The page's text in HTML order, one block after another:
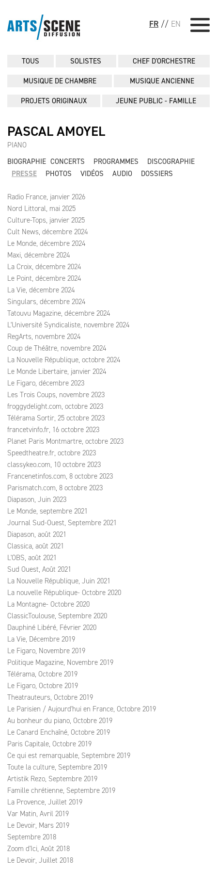
FR // EN
TOUS SOLISTES CHEF D'ORCHESTRE
MUSIQUE DE CHAMBRE MUSIQUE ANCIENNE
PROJETS ORIGINAUX JEUNE PUBLIC - FAMILLE
PASCAL AMOYEL
PIANO
BIOGRAPHIE CONCERTS PROGRAMMES
DISCOGRAPHIE
PRESSE
PHOTOS VIDÉOS AUDIO DOSSIERS
Radio France, janvier 2026
Nord Littoral, mai 2025
Culture-Tops, janvier 2025
Cult News, décembre 2024
Le Monde, décembre 2024
Maxi, décembre 2024
La Croix, décembre 2024
Le Point, décembre 2024
La Vie, décembre 2024
Singulars, décembre 2024
Tatouvu Magazine, décembre 2024
L'Université Syndicaliste, novembre 2024
RegArts, novembre 2024
Coup de Théâtre, novembre 2024
La Nouvelle République, octobre 2024
Le Monde Libertaire, janvier 2024
Le Figaro, décembre 2023
Les Trois Coups, novembre 2023
froggydelight.com, octobre 2023
Télérama Sortir, 25 octobre 2023
francetvinfo.fr, 16 octobre 2023
Planet Paris Montmartre, octobre 2023
Speedtheatre.fr, octobre 2023
classykeo.com, 10 octobre 2023
Francenetinfos.com, 8 octobre 2023
Parismatch.com, 8 octobre 2023
Diapason, Juin 2023
Le Monde, septembre 2021
Journal Sud-Ouest, Septembre 2021
Diapason, août 2021
Classica, août 2021
L'OBS, août 2021
Sud Ouest, Août 2021
La Nouvelle République, Juin 2021
La nouvelle République- Octobre 2020
La Montagne- Octobre 2020
ClassicToulouse, Septembre 2020
Dauphiné Libéré, Février 2020
La Vie, Décembre 2019
Le Figaro, Novembre 2019
Politique Magazine, Novembre 2019
Télérama, Octobre 2019
Le Figaro, Octobre 2019
Theatrauteurs, Octobre 2019
Le Parisien / Aujourd'hui en France, Octobre 2019
Au bonheur du piano, Octobre 2019
Le Canard Enchaîné, Octobre 2019
Paris Capitale, Octobre 2019
Ce qui est remarquable, Septembre 2019
Toute la culture, Septembre 2019
Artistik Rezo, Septembre 2019
Famille chrétienne, Septembre 2019
La Provence, Juillet 2019
Var Matin, Avril 2019
Le Devoir, Mars 2019
Septembre 2018
Zoom d'Ici, Août 2018
Le Devoir, Juillet 2018